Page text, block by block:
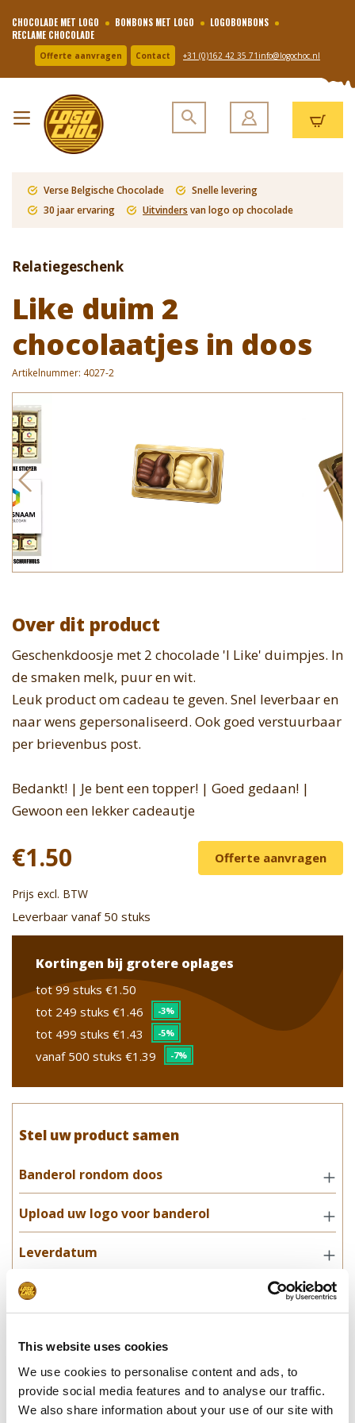
This website uses cookies
We use cookies to personalise content and ads, to
provide social media features and to analyse our traffic.
We also share information about your use of our site with
CHOCOLADE MET LOGO BONBONS MET LOGO
LOGOBONBONS
RECLAME CHOCOLADE
Offerte aanvragen Contact +31 (0)162 42 35 71 info@logochoc.nl
Verse Belgische Chocolade
Snelle levering
30 jaar ervaring
Uitvinders van logo op chocolade
Relatiegeschenk
Like duim 2
chocolaatjes in doos
Artikelnummer: 4027-2
Over dit product
Geschenkdoosje met 2 chocolade 'I Like' duimpjes. In
de smaken melk, puur en wit.
Leuk product om cadeau te geven. Snel leverbaar en
naar wens gepersonaliseerd. Ook goed verstuurbaar
per brievenbus post.
Bedankt! | Je bent een topper! | Goed gedaan! |
Gewoon een lekker cadeautje
€1.50 Offerte aanvragen
Prijs excl. BTW
Leverbaar vanaf 50 stuks
Kortingen bij grotere oplages
tot 99 stuks €1.50
tot 249 stuks €1.46 -3%
tot 499 stuks €1.43 -5%
vanaf 500 stuks €1.39 -7%
Stel uw product samen
Banderol rondom doos
Upload uw logo voor banderol
Leverdatum
Opmerkingen
**Uiteindelijke prijzen kunnen afwijken door mogelijke hercalculaties in